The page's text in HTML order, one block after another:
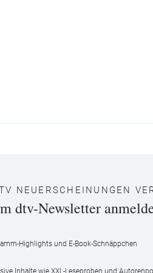
NEUERSCHEINUNGEN
dtv-Newsletter
Highlights und E-Book-Schnäppchen
Inhalte wie XXL-Leseproben und